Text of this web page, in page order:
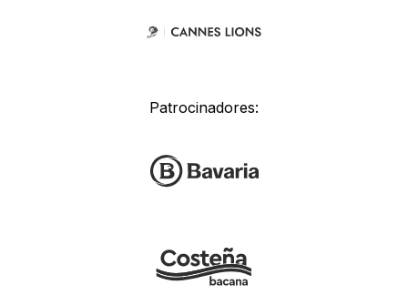
Patrocinadores: